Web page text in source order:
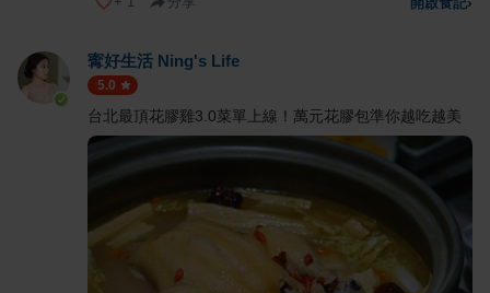
›
寗好生活 Ning's Life
5.0
台北最頂花膠雞3.0菜單上線！萬元花膠包準你越吃越美